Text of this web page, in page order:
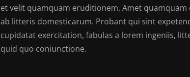
et velit quamquam eruditionem. Amet
ab litteris domesticarum. Probant qui sint
cupidatat exercitation, fabulas a lorem ingeniis,
quid quo coniunctione.